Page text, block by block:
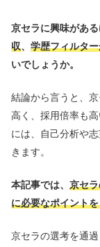
京セラに興味があ
収、 学歴フィルタ
いでしょうか。
結論から言うと、
高く、採用倍率も
には、自己分析や
きます。
本記事では、 京セ
に必要なポイント
京セラの選考を通